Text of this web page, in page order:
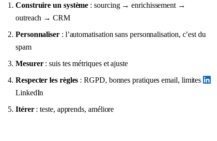
Construire un système : sourcing → enrichissement →
outreach → CRM
Personnaliser: l’automatisation sans personnalisation, c’est du
spam
Mesurer: suis tes métriques et ajuste
Respecter les règles : RGPD, bonnes pratiques email, limites
LinkedIn
Itérer: teste, apprends, améliore